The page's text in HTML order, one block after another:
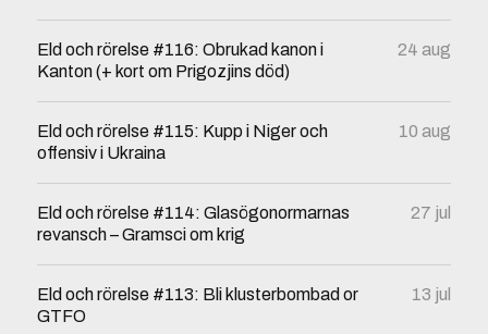
Eld och rörelse #116: Obrukad kanon i
Kanton (+ kort om Prigozjins död)
24 aug
Eld och rörelse #115: Kupp i Niger och
offensiv i Ukraina
10 aug
Eld och rörelse #114: Glasögonormarnas
revansch – Gramsci om krig
27 jul
Eld och rörelse #113: Bli klusterbombad or
GTFO
13 jul